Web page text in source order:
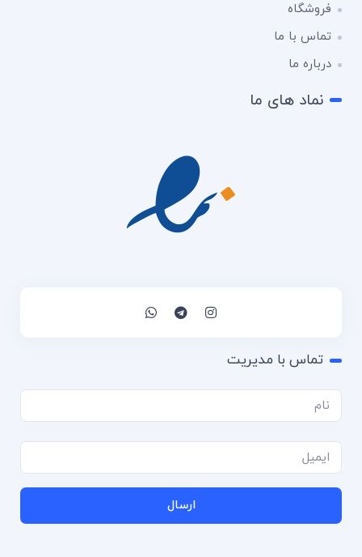
فروشگاه
تماس با ما
درباره ما
نماد های ما
تماس با مدیریت
ارسال